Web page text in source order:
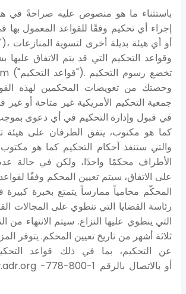
باستثناء ما هو منصوص عليه صراحةً في
إجراء أي تحكيم وفقًا للقواعد المعمول بها
وقواعد التحكيم التي قد يتم الاتفاق عليها
وحصتك من تعويضات المحكمين لهذه
جمعية التحكيم الأمريكية غير متاحة أو غير
في قبول وإدارة التحكيم في أي دعوى بموجب
كما هو مكتوب، يتفق الطرفان على هيئة
الأطراف محكمًا واحدًا، ولكن في حالة
على الاتفاق، سيتم تعيين المحكم وفقًا
المحكّم محامياً ممارساً يتمتع بخبرة
رئاسة القضايا التي تنطوي على المجالات
التي ينطوي عليها النزاع. سيتم الانتهاء
ثلاثة أشهر من تاريخ تعيين المحكم. يتوفر
عن التحكيم، بما في ذلك قواعد